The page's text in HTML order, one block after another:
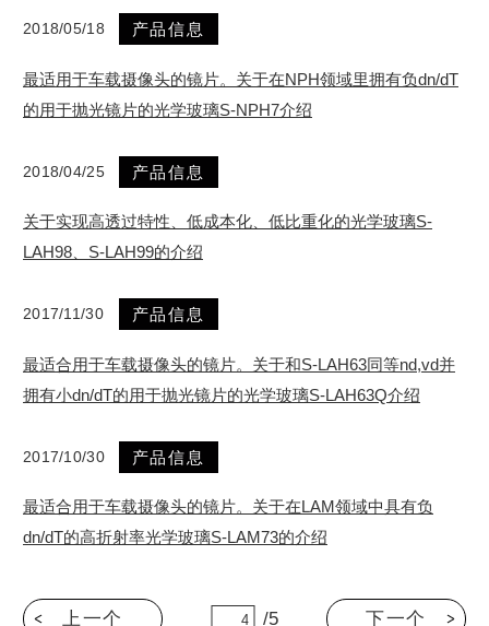
2018/05/18 产品信息
最适用于车载摄像头的镜片。关于在NPH领域里拥有负dn/dT
的用于抛光镜片的光学玻璃S-NPH7介绍
2018/04/25 产品信息
关于实现高透过特性、低成本化、低比重化的光学玻璃S-
LAH98、S-LAH99的介绍
2017/11/30 产品信息
最适合用于车载摄像头的镜片。关于和S-LAH63同等nd,vd并
拥有小dn/dT的用于抛光镜片的光学玻璃S-LAH63Q介绍
2017/10/30 产品信息
最适合用于车载摄像头的镜片。关于在LAM领域中具有负
dn/dT的高折射率光学玻璃S-LAM73的介绍
/5
上一个 下一个